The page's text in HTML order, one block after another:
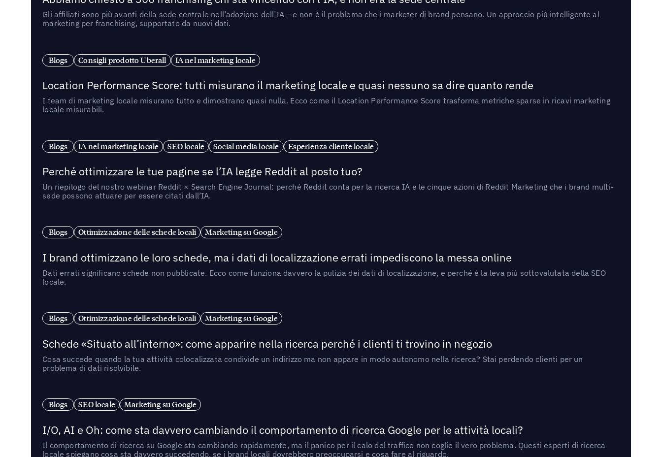
Gli affiliati sono più avanti della sede centrale nell’adozione dell’IA – e non è il problema che i marketer di brand pensano. Un approccio più intelligente al
marketing per franchising, supportato da nuovi dati.
Blogs Consigli prodotto Uberall IA nel marketing locale
Location Performance Score: tutti misurano il marketing locale e quasi nessuno sa dire quanto rende
I team di marketing locale misurano tutto e dimostrano quasi nulla. Ecco come il Location Performance Score trasforma metriche sparse in ricavi marketing
locale misurabili.
Blogs IA nel marketing locale SEO locale Social media locale Esperienza cliente locale
Perché ottimizzare le tue pagine se l’IA legge Reddit al posto tuo?
Un riepilogo del nostro webinar Reddit × Search Engine Journal: perché Reddit conta per la ricerca IA e le cinque azioni di Reddit Marketing che i brand multi-
sede possono attuare per essere citati dall’IA.
Blogs Ottimizzazione delle schede locali Marketing su Google
I brand ottimizzano le loro schede, ma i dati di localizzazione errati impediscono la messa online
Dati errati significano schede non pubblicate. Ecco come funziona davvero la pulizia dei dati di localizzazione, e perché è la leva più sottovalutata della SEO
locale.
Blogs Ottimizzazione delle schede locali Marketing su Google
Schede «Situato all’interno»: come apparire nella ricerca perché i clienti ti trovino in negozio
Cosa succede quando la tua attività colocalizzata condivide un indirizzo ma non appare in modo autonomo nella ricerca? Stai perdendo clienti per un
problema di dati risolvibile.
Blogs SEO locale Marketing su Google
I/O, AI e Oh: come sta davvero cambiando il comportamento di ricerca Google per le attività locali?
Il comportamento di ricerca su Google sta cambiando rapidamente, ma il panico per il calo del traffico non coglie il vero problema. Questi esperti di ricerca
locale spiegano cosa sta davvero succedendo, se i brand locali dovrebbero preoccuparsi e cosa fare al riguardo.